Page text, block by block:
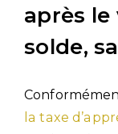
après
solde,
la taxe